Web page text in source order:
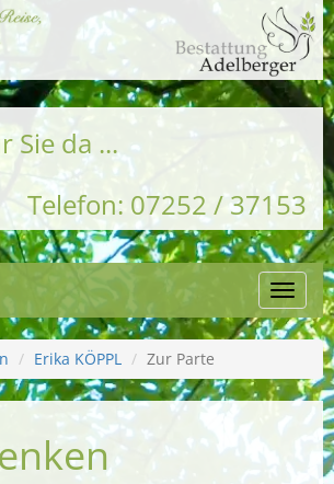
Sie da ...
Telefon: 07252 / 37153
Erika KÖPPL Zur Parte